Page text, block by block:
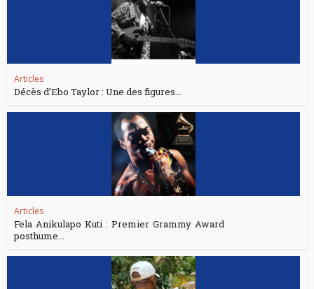
Articles
Décès d’Ebo Taylor : Une des figures...
Articles
Fela Anikulapo Kuti : Premier Grammy Award
posthume...